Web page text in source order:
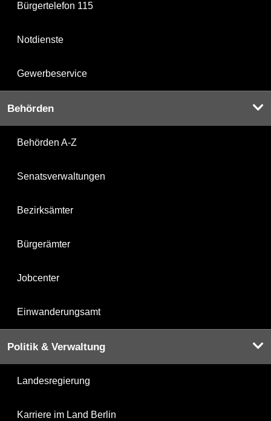
Bürgertelefon 115
Notdienste
Gewerbeservice
Behörden
Behörden A-Z
Senatsverwaltungen
Bezirksämter
Bürgerämter
Jobcenter
Einwanderungsamt
Politik & Verwaltung
Landesregierung
Karriere im Land Berlin